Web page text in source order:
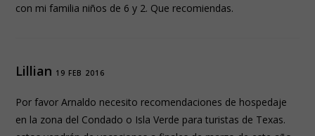
con mi familia niños de 6 y 2. Que recomiendas.
Lillian 19 FEB 2016
Por favor Arnaldo necesito recomendaciones de hospedaje
en la zona del Condado o Isla Verde para turistas de Texas.